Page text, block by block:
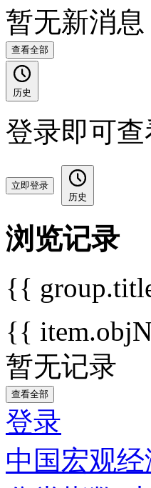
暂无新消息
查看全部
历史
登录即可
立即登录
历史
浏览记录
{{
{{
暂无记录
查看全部
登录
中国宏观经